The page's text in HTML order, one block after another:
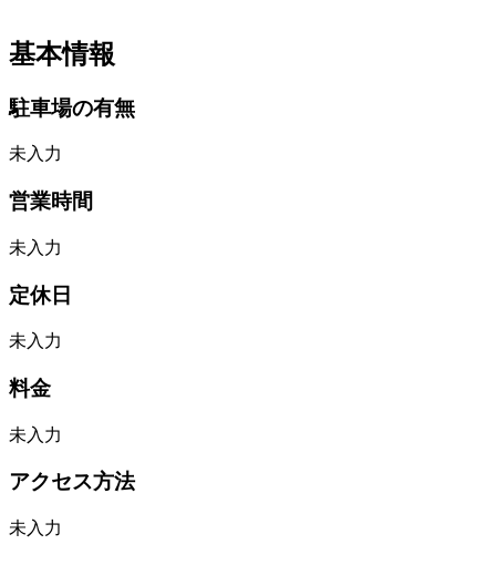
基本情報
駐車場の有無
未入力
営業時間
未入力
定休日
未入力
料金
未入力
アクセス方法
未入力